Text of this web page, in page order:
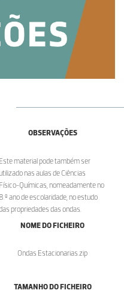
OBSERVAÇÕES
Este material pode também ser
nas aulas de Ciências
Físico-Químicas, nomeadamente no
8.º ano de escolaridade, no estudo
propriedades das ondas.
NOME DO FICHEIRO
Ondas Estacionarias.zip
TAMANHO DO FICHEIRO